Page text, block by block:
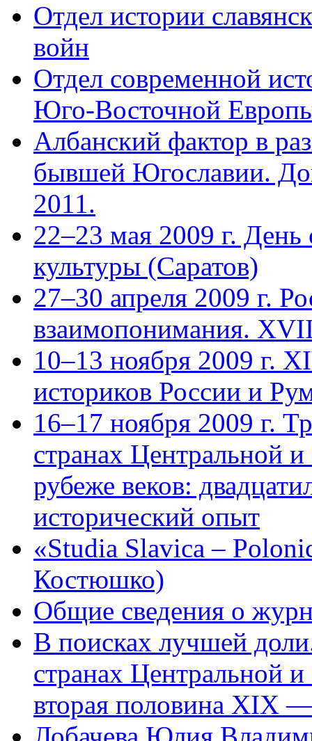
Отдел истории
войн
Отдел современной
Юго-Восточной
Албанский фактор в
бывшей Югославии.
2011.
22–23 мая 2009 г. День
культуры (Саратов)
27–30 апреля 2009 г.
взаимопонимания.
10–13 ноября 2009 г.
историков России и
16–17 ноября 2009 г.
странах Центральной
рубеже веков:
исторический опыт
«Studia Slavica –
Костюшко)
Общие сведения о
В поисках лучшей
странах Центральной
вторая половина XIX